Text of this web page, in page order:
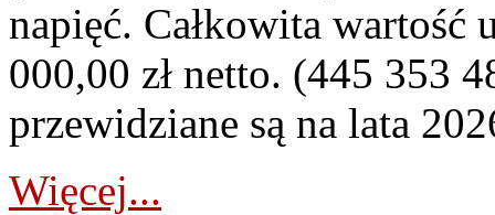
napięć. Całkowita
000,00 zł netto. (445 353
przewidziane są na lata
Więcej...